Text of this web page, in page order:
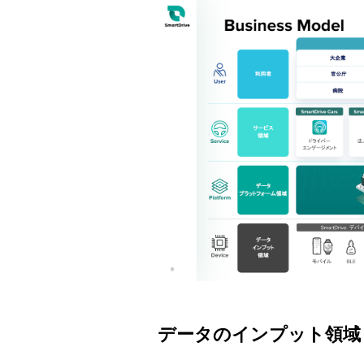
データのインプット領域